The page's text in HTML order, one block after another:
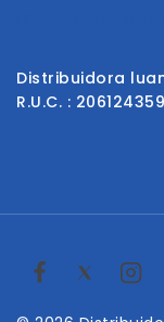
Distribuidora
R.U.C. :